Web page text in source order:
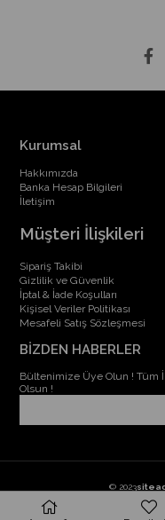
Kurumsal
Hakkımızda
Banka Hesap Bilgileri
İletişim
Müşteri İlişkileri
Sipariş Takibi
Gizlilik ve Güvenlik
İptal & İade Koşulları
Kişisel Veriler Politikası
Mesafeli Satış Sözleşmesi
BİZDEN HABERLER
Bültenimize Üye Olun ! Tüm
Olsun !
© 2023